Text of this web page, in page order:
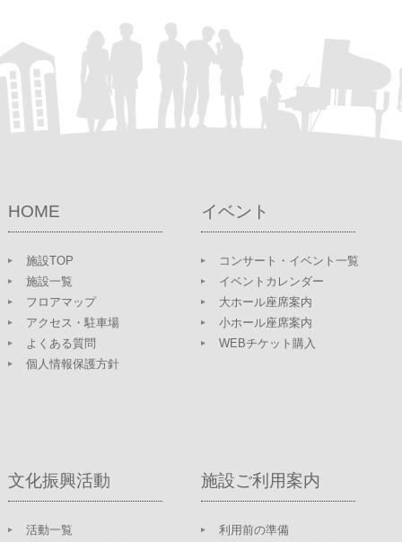
HOME
施設TOP
施設一覧
フロアマップ
アクセス・駐車場
よくある質問
個人情報保護方針
イベント
コンサート・イベント一覧
イベントカレンダー
大ホール座席案内
小ホール座席案内
WEBチケット購入
文化振興活動
活動一覧
施設ご利用案内
利用前の準備